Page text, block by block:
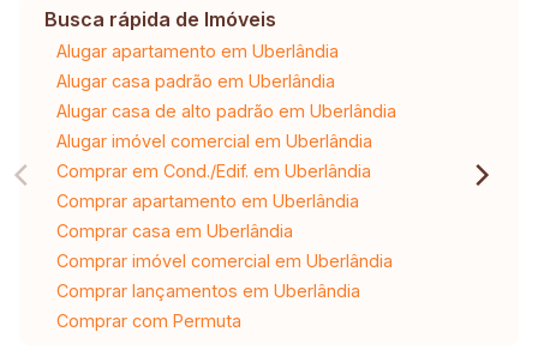
Busca rápida de Imóveis
Alugar apartamento em Uberlândia
Alugar casa padrão em Uberlândia
Alugar casa de alto padrão em Uberlândia
Alugar imóvel comercial em Uberlândia
Comprar em Cond./Edif. em Uberlândia
Comprar apartamento em Uberlândia
Comprar casa em Uberlândia
Comprar imóvel comercial em Uberlândia
Comprar lançamentos em Uberlândia
Comprar com Permuta